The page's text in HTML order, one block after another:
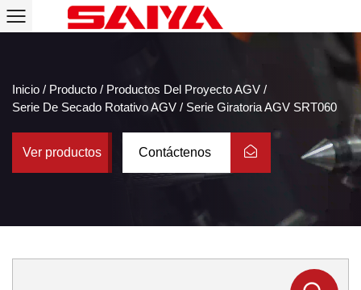
Inicio / Producto / Productos Del Proyecto AGV /
Serie De Secado Rotativo AGV / Serie Giratoria AGV SRT060
Ver productos Contáctenos